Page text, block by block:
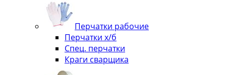
Перчатки рабочие
Перчатки х/б
Спец. перчатки
Краги сварщика